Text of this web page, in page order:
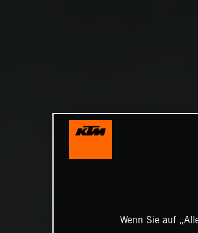
Wenn Sie auf